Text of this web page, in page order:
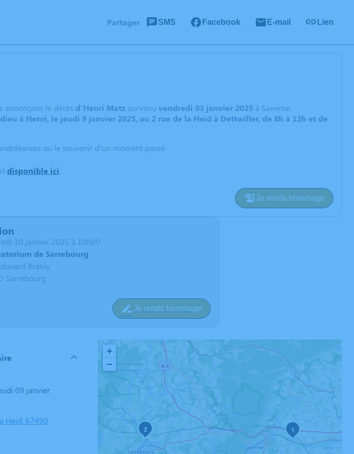
Partager SMS Facebook E-mail Lien
annonçons le décès d'Henri Matz survenu vendredi 03 janvier 2025 à Saverne.
à Henri, le jeudi 9 janvier 2025, au 2 rue de la Heid à Dettwiller, de 8h à 12h et de
ou le souvenir d’un moment passé.
disponible ici.
Je rends hommage
10 janvier 2025 à 10h00
de Sarrebourg
Branly
Sarrebourg
Je rends hommage
Heid, 67490
1
2
+
−